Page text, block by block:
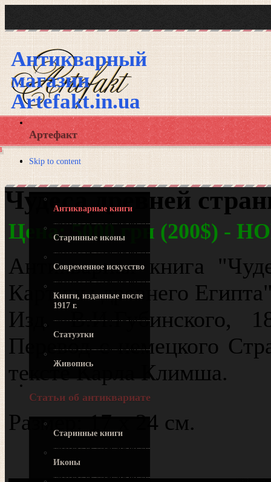
Антикварный
магазин
Artefakt.in.ua
Артефакт
Наши товары
Антикварные книги
Старинные иконы
Современное искусство
Книги, изданные после
1917 г.
Статуэтки
Живопись
Статьи об антиквариате
Старинные книги
Иконы
Skip to content
Чудеса древней
Цена: 5000 грн (200$) -
Антикварная книга
Картины древнего
Изд. В.И.Губинского,
Перевод с немецкого
тексте Карла Климша.
Размер: 17 x 24 см.